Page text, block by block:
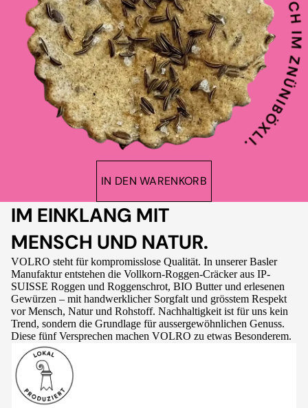
IN DEN WARENKORB
IM EINKLANG MIT
MENSCH UND NATUR.
VOLRO steht für kompromisslose Qualität. In unserer Basler
Manufaktur entstehen die Vollkorn-Roggen-Cräcker aus IP-
SUISSE Roggen und Roggenschrot, BIO Butter und erlesenen
Gewürzen – mit handwerklicher Sorgfalt und grösstem Respekt
vor Mensch, Natur und Rohstoff. Nachhaltigkeit ist für uns kein
Trend, sondern die Grundlage für aussergewöhnlichen Genuss.
Diese fünf Versprechen machen VOLRO zu etwas Besonderem.